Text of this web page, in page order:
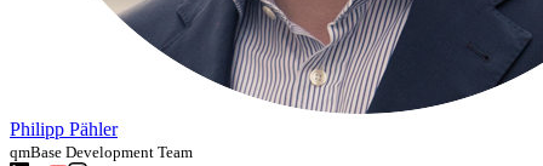
Philipp Pähler
qmBase Development Team